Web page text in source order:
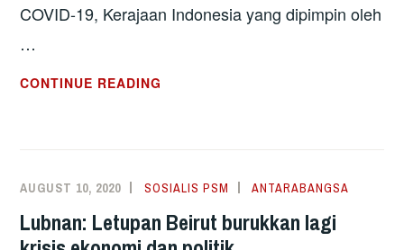
COVID-19, Kerajaan Indonesia yang dipimpin oleh
…
CONTINUE READING
LAW
YANG
ANCAM
AUGUST 10, 2020 SOSIALIS PSM ANTARABANGSA
Lubnan: Letupan Beirut burukkan lagi